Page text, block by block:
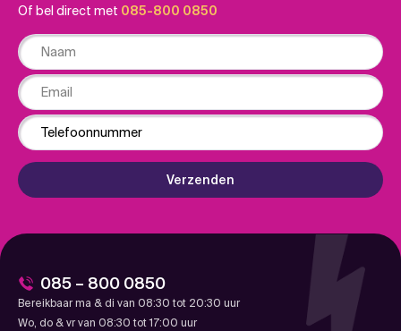
Of bel direct met 085-800 0850
Naam
Email
Phone
Verzenden
085 – 800 0850
Bereikbaar ma & di van 08:30 tot 20:30 uur
Wo, do & vr van 08:30 tot 17:00 uur